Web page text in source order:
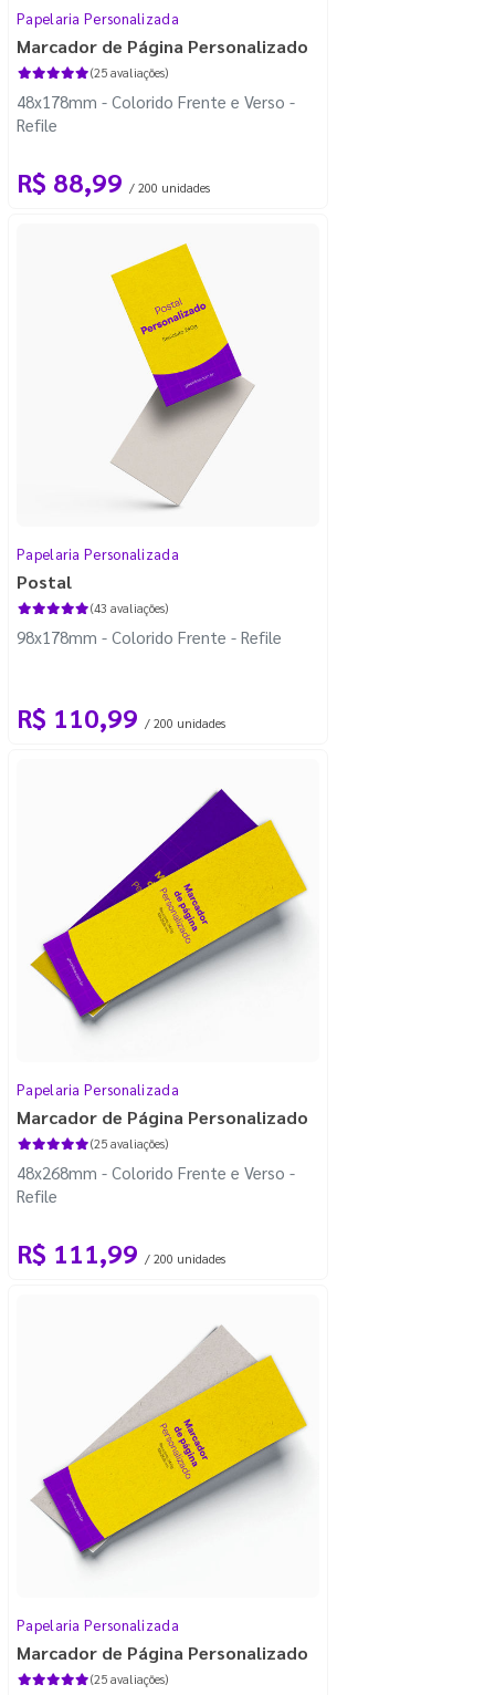
Papelaria Personalizada
Marcador de Página Personalizado
(25 avaliações)
48x178mm - Colorido Frente e Verso -
Refile
R$ 88,99 / 200 unidades
Papelaria Personalizada
Postal
(43 avaliações)
98x178mm - Colorido Frente - Refile
R$ 110,99 / 200 unidades
Papelaria Personalizada
Marcador de Página Personalizado
(25 avaliações)
48x268mm - Colorido Frente e Verso -
Refile
R$ 111,99 / 200 unidades
Papelaria Personalizada
Marcador de Página Personalizado
(25 avaliações)